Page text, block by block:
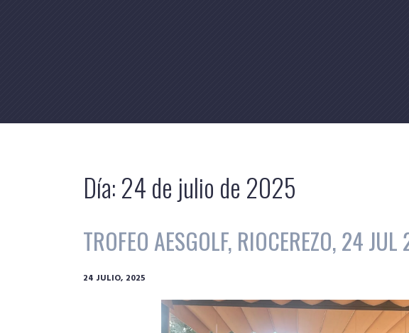
Día:24 de julio de 2025
TROFEO AESGOLF, RIOCEREZO, 24
24 JULIO, 2025